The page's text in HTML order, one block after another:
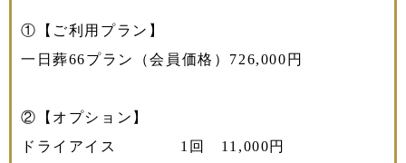
①【ご利用プラン】
一日葬66プラン（会員価格）726,000円
②【オプション】
ドライアイス 1回 11,000円